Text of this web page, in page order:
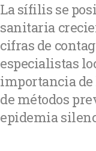
La sífilis se
sanitaria
cifras de
especialistas
importancia de
de métodos
epidemia